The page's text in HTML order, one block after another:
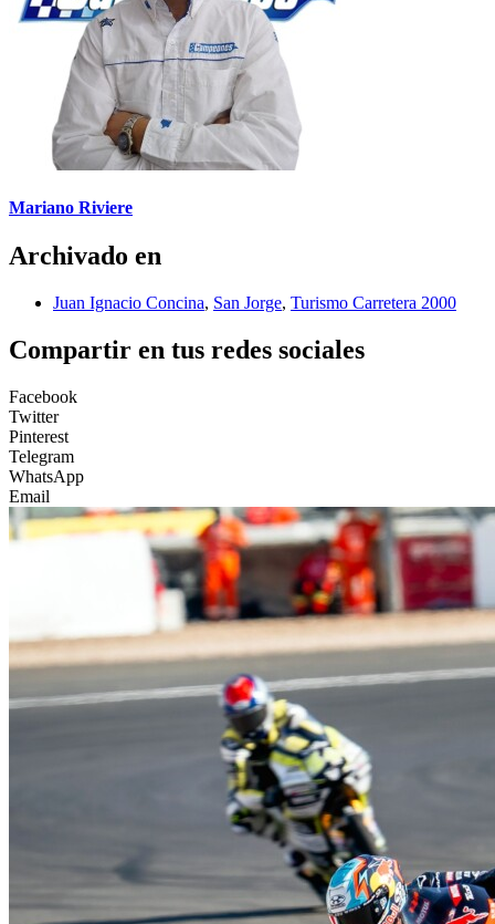
Mariano Riviere
Archivado en
Juan Ignacio Concina, San Jorge, Turismo Carretera 2000
Compartir en tus redes sociales
Facebook
Twitter
Pinterest
Telegram
WhatsApp
Email